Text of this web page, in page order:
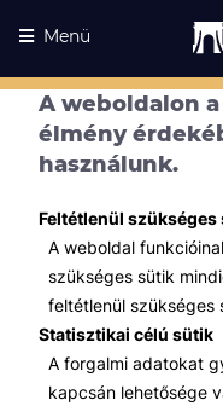
A weboldalon
élmény
használunk.
Feltétlenül szükséges
A weboldal
szükséges sütik
feltétlenül szükséges
Statisztikai célú sütik
A forgalmi adatokat
kapcsán lehetősége
Menü
Minden témában
Összes
Hatósági
KÉPZÉS -
Független
4 éven belül